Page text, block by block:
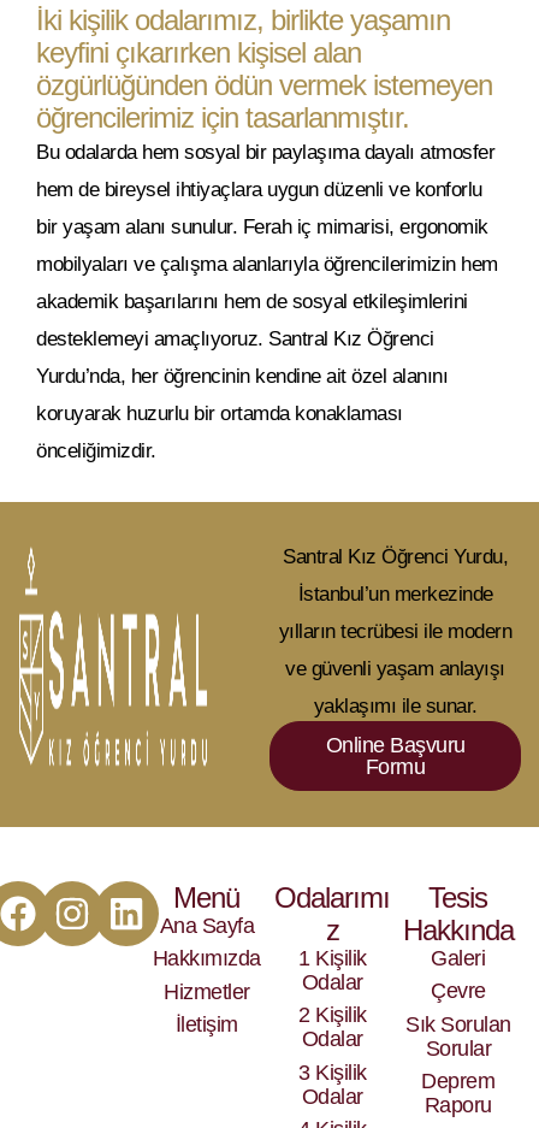
İki kişilik odalarımız, birlikte yaşamın
keyfini çıkarırken kişisel alan
özgürlüğünden ödün vermek istemeyen
öğrencilerimiz için tasarlanmıştır.
Bu odalarda hem sosyal bir paylaşıma dayalı atmosfer
hem de bireysel ihtiyaçlara uygun düzenli ve konforlu
bir yaşam alanı sunulur. Ferah iç mimarisi, ergonomik
mobilyaları ve çalışma alanlarıyla öğrencilerimizin hem
akademik başarılarını hem de sosyal etkileşimlerini
desteklemeyi amaçlıyoruz. Santral Kız Öğrenci
Yurdu’nda, her öğrencinin kendine ait özel alanını
koruyarak huzurlu bir ortamda konaklaması
önceliğimizdir.
Santral Kız Öğrenci Yurdu,
İstanbul’un merkezinde
yılların tecrübesi ile modern
ve güvenli yaşam anlayışı
yaklaşımı ile sunar.
Online Başvuru
Formu
Menü
Ana Sayfa
Hakkımızda
Hizmetler
İletişim
Odalarımı
z
1 Kişilik
Odalar
2 Kişilik
Odalar
3 Kişilik
Odalar
Tesis
Hakkında
Galeri
Çevre
Sık Sorulan
Sorular
Deprem
Raporu